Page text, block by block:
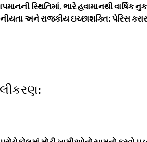
સ્થિતિમાં, ભારે હવામાનથી વાર્ષિક
અને રાજકીય ઇચ્છાશક્તિ: પેરિસ